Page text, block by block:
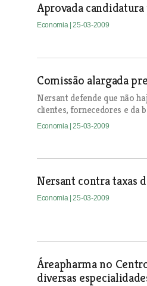
Aprovada
Economia | 25-03-2009
Comissão alargada
Nersant defende que não
clientes, fornecedores e da
Economia | 25-03-2009
Nersant contra taxas
Economia | 25-03-2009
Áreapharma no
diversas